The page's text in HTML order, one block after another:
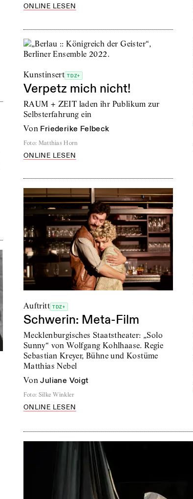
ONLINE LESEN
Kunstinsert TDZ+
Verpetz mich nicht!
RAUM + ZEIT laden ihr Publikum zur
Selbsterfahrung ein
von Friederike Felbeck
Foto: Matthias Horn
ONLINE LESEN
Auftritt TDZ+
Schwerin: Meta-Film
Mecklenburgisches Staatstheater: „Solo
Sunny“ von Wolfgang Kohlhaase. Regie
Sebastian Kreyer, Bühne und Kostüme
Matthias Nebel
von Juliane Voigt
Foto: Silke Winkler
ONLINE LESEN